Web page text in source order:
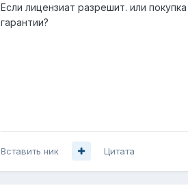
Если лицензиат разрешит. или
гарантии?
Вставить ник Цитата